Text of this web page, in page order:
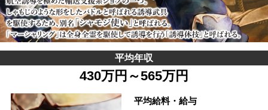
平均年収
430万円～565万円
平均給料・給与